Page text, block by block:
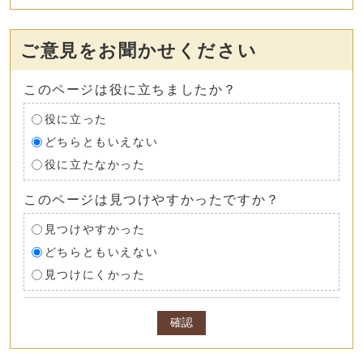
ご意見をお聞かせください
このページは役に立ちましたか？
役に立った
どちらともいえない
役に立たなかった
このページは見つけやすかったですか？
見つけやすかった
どちらともいえない
見つけにくかった
確認